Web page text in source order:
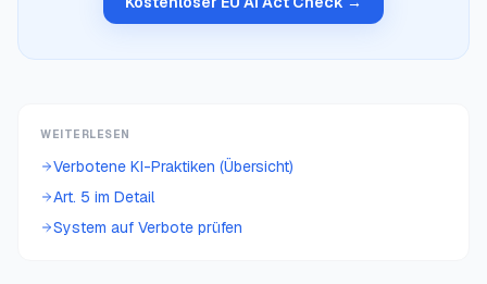
WEITERLESEN
Verbotene KI-Praktiken (Übersicht)
Art. 5 im Detail
System auf Verbote prüfen